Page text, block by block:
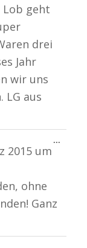
Lob geht
drei
Jahr
wir uns
LG aus
2015 um
ohne
Ganz
...